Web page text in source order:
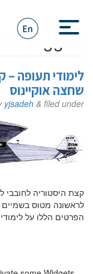
Tagged:
לימודי תעופה
שחצה אוקיינוס
yjsadeh & filed under
לראשונה מטוס בשמיים
הפרטים הללו על